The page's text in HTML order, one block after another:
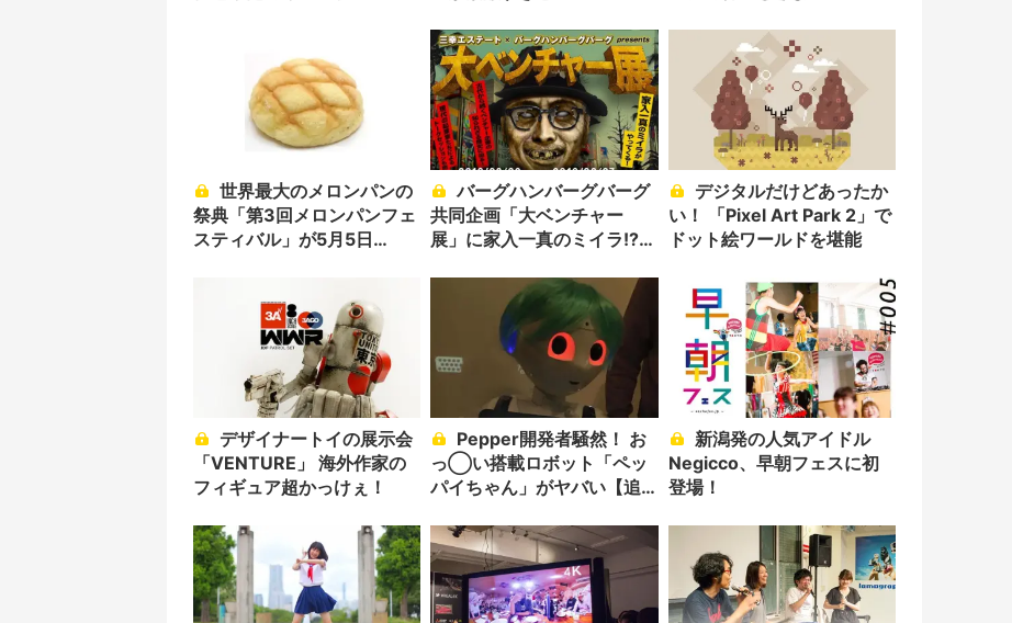
祭典「第3回メロンパンフェ
スティバル」が5月5日
バーグハンバーグバーグ
共同企画「大ベンチャー
展」に家入一真のミイラ!?
い！ 「Pixel Art Park 2」で
ドット絵ワールドを堪能
「VENTURE」 海外作家の
フィギュア超かっけぇ！
っ◯い搭載ロボット「ペッ
パイちゃん」がヤバい【追
Negicco、早朝フェスに初
登場！